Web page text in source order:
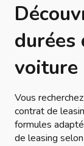
durées
voiture
Vous
contrat de
formules
de leasing